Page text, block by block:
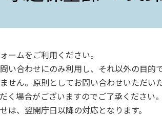
ームをご利用ください。
合わせにのみ利用し、それ以外の目的
せん。原則としてお問い合わせいただい
場合がございますのでご了承ください。
、翌開庁日以降の対応となります。